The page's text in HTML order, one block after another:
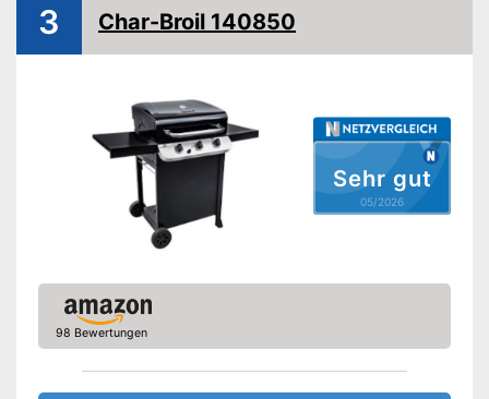
Gewicht
37 kg
Sehr gut
05/2026
3 Char-Broil 140850
98 Bewertungen